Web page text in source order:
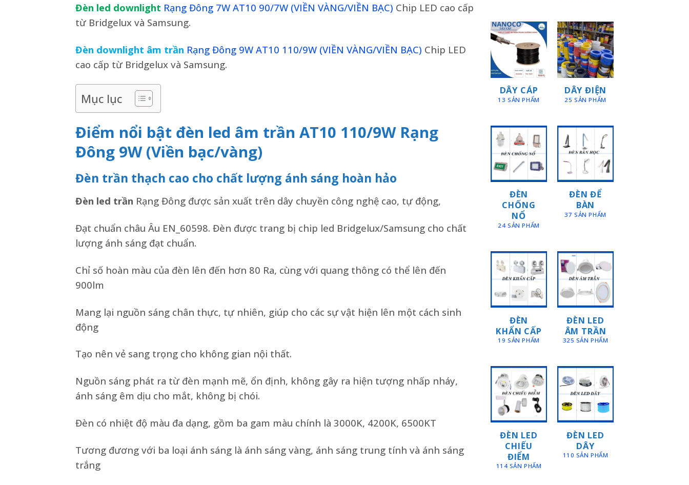
Đèn led downlight Rạng Đông 7W AT10 90/7W (VIỀN VÀNG/VIỀN BẠC) Chip LED cao cấp
từ Bridgelux và Samsung.
Đèn downlight âm trần Rạng Đông 9W AT10 110/9W (VIỀN VÀNG/VIỀN BẠC) Chip LED
cao cấp từ Bridgelux và Samsung.
Mục lục
Điểm nổi bật đèn led âm trần AT10 110/9W Rạng
Đông 9W (Viền bạc/vàng)
Đèn trần thạch cao cho chất lượng ánh sáng hoàn hảo
Đèn led trần Rạng Đông được sản xuất trên dây chuyền công nghệ cao, tự động,
Đạt chuẩn châu Âu EN_60598. Đèn được trang bị chip led Bridgelux/Samsung cho chất
lượng ánh sáng đạt chuẩn.
Chỉ số hoàn màu của đèn lên đến hơn 80 Ra, cùng với quang thông có thể lên đến
900lm
Mang lại nguồn sáng chân thực, tự nhiên, giúp cho các sự vật hiện lên một cách sinh
động
Tạo nên vẻ sang trọng cho không gian nội thất.
Nguồn sáng phát ra từ đèn mạnh mẽ, ổn định, không gây ra hiện tượng nhấp nháy,
ánh sáng êm dịu cho mắt, không bị chói.
Đèn có nhiệt độ màu đa dạng, gồm ba gam màu chính là 3000K, 4200K, 6500KT
Tương đương với ba loại ánh sáng là ánh sáng vàng, ánh sáng trung tính và ánh sáng
trắng
DÂY CÁP
13 SẢN PHẨM
DÂY ĐIỆN
25 SẢN PHẨM
ĐÈN
CHỐNG
NỔ
24 SẢN PHẨM
ĐÈN ĐỂ
BÀN
37 SẢN PHẨM
ĐÈN
KHẨN CẤP
19 SẢN PHẨM
ĐÈN LED
ÂM TRẦN
325 SẢN PHẨM
ĐÈN LED
CHIẾU
ĐIỂM
114 SẢN PHẨM
ĐÈN LED
DÂY
110 SẢN PHẨM